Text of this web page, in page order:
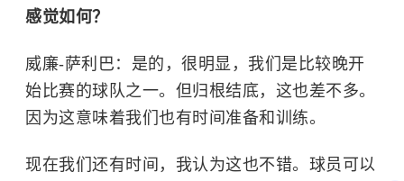
感觉如何？
威廉-萨利巴：是的，很明显，我们是比较晚开
始比赛的球队之一。但归根结底，这也差不多。
因为这意味着我们也有时间准备和训练。
现在我们还有时间，我认为这也不错。球员可以